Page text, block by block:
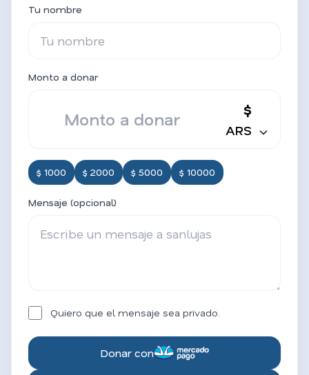
Tu nombre
Monto a donar
$
ARS
$ 1000 $ 2000 $ 5000 $ 10000
Mensaje (opcional)
Quiero que el mensaje sea privado.
Donar con